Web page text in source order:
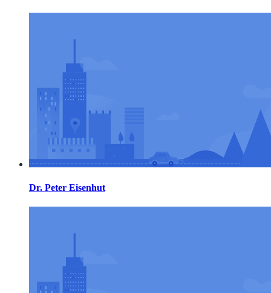
Dr. Peter Eisenhut